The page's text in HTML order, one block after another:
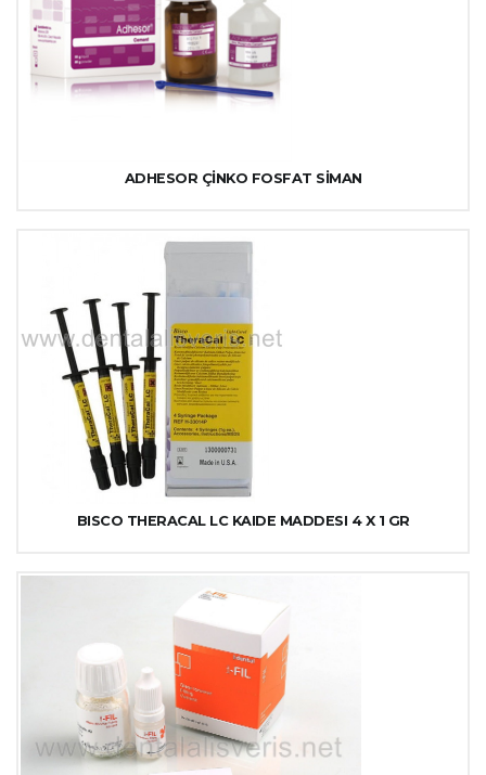
ADHESOR ÇİNKO FOSFAT SİMAN
BISCO THERACAL LC KAIDE MADDESI 4 X 1 GR